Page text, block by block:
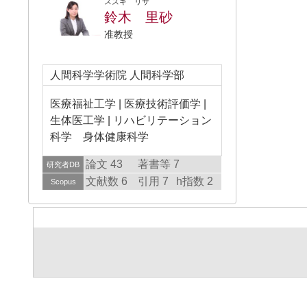
鈴木 里砂
准教授
人間科学学術院 人間科学部
医療福祉工学 | 医療技術評価学 |
生体医工学 | リハビリテーション
科学 身体健康科学
研究者DB 論文 43 著書等 7
Scopus 文献数 6 引用 7 h指数 2